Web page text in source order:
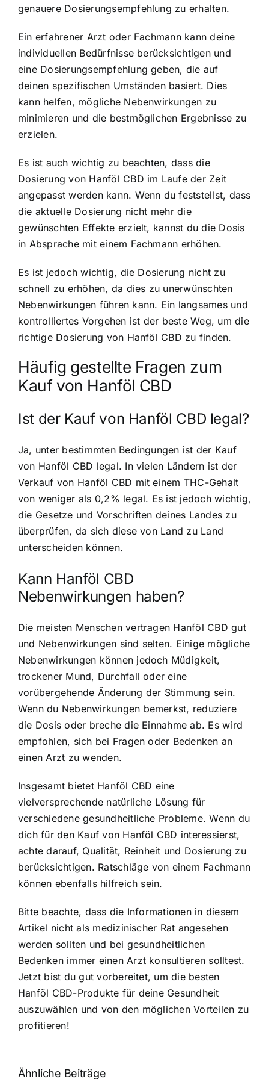
genauere Dosierungsempfehlung zu erhalten.
Ein erfahrener Arzt oder Fachmann kann deine
individuellen Bedürfnisse berücksichtigen und
eine Dosierungsempfehlung geben, die auf
deinen spezifischen Umständen basiert. Dies
kann helfen, mögliche Nebenwirkungen zu
minimieren und die bestmöglichen Ergebnisse zu
erzielen.
Es ist auch wichtig zu beachten, dass die
Dosierung von Hanföl CBD im Laufe der Zeit
angepasst werden kann. Wenn du feststellst, dass
die aktuelle Dosierung nicht mehr die
gewünschten Effekte erzielt, kannst du die Dosis
in Absprache mit einem Fachmann erhöhen.
Es ist jedoch wichtig, die Dosierung nicht zu
schnell zu erhöhen, da dies zu unerwünschten
Nebenwirkungen führen kann. Ein langsames und
kontrolliertes Vorgehen ist der beste Weg, um die
richtige Dosierung von Hanföl CBD zu finden.
Häufig gestellte Fragen zum
Kauf von Hanföl CBD
Ist der Kauf von Hanföl CBD legal?
Ja, unter bestimmten Bedingungen ist der Kauf
von Hanföl CBD legal. In vielen Ländern ist der
Verkauf von Hanföl CBD mit einem THC-Gehalt
von weniger als 0,2% legal. Es ist jedoch wichtig,
die Gesetze und Vorschriften deines Landes zu
überprüfen, da sich diese von Land zu Land
unterscheiden können.
Kann Hanföl CBD
Nebenwirkungen haben?
Die meisten Menschen vertragen Hanföl CBD gut
und Nebenwirkungen sind selten. Einige mögliche
Nebenwirkungen können jedoch Müdigkeit,
trockener Mund, Durchfall oder eine
vorübergehende Änderung der Stimmung sein.
Wenn du Nebenwirkungen bemerkst, reduziere
die Dosis oder breche die Einnahme ab. Es wird
empfohlen, sich bei Fragen oder Bedenken an
einen Arzt zu wenden.
Insgesamt bietet Hanföl CBD eine
vielversprechende natürliche Lösung für
verschiedene gesundheitliche Probleme. Wenn du
dich für den Kauf von Hanföl CBD interessierst,
achte darauf, Qualität, Reinheit und Dosierung zu
berücksichtigen. Ratschläge von einem Fachmann
können ebenfalls hilfreich sein.
Bitte beachte, dass die Informationen in diesem
Artikel nicht als medizinischer Rat angesehen
werden sollten und bei gesundheitlichen
Bedenken immer einen Arzt konsultieren solltest.
Jetzt bist du gut vorbereitet, um die besten
Hanföl CBD-Produkte für deine Gesundheit
auszuwählen und von den möglichen Vorteilen zu
profitieren!
Ähnliche Beiträge